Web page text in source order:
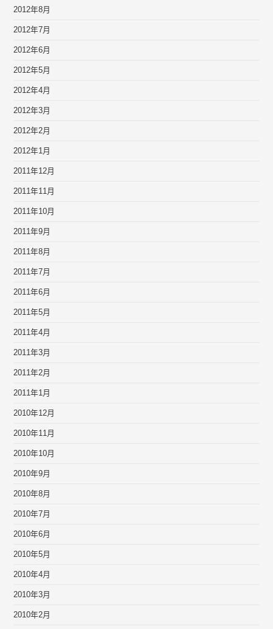
2012年8月
2012年7月
2012年6月
2012年5月
2012年4月
2012年3月
2012年2月
2012年1月
2011年12月
2011年11月
2011年10月
2011年9月
2011年8月
2011年7月
2011年6月
2011年5月
2011年4月
2011年3月
2011年2月
2011年1月
2010年12月
2010年11月
2010年10月
2010年9月
2010年8月
2010年7月
2010年6月
2010年5月
2010年4月
2010年3月
2010年2月